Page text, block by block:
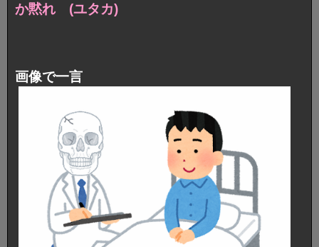
か黙れ (ユタカ)
画像で一言